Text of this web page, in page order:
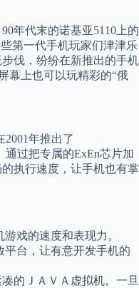
年代末的诺基亚5110上的
第一代手机玩家们津津乐
伐，纷纷在新推出的手机
幕上也可以玩精彩的“俄
2001年推出了
通过把专属的ExEn芯片加
执行速度，让手机也有掌
戏的速度和表现力。
平台，让有意开发手机的
的ＪＡＶＡ虚拟机。一旦